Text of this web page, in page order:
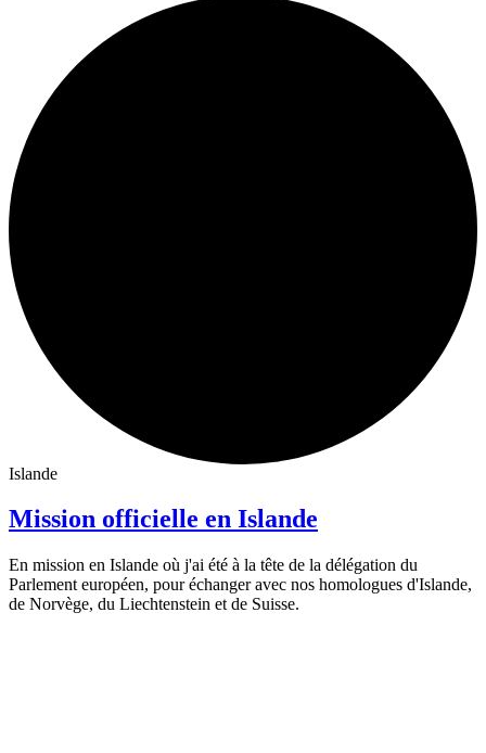
Islande
Mission officielle en Islande
En mission en Islande où j'ai été à la tête de la délégation du
Parlement européen, pour échanger avec nos homologues d'Islande,
de Norvège, du Liechtenstein et de Suisse.